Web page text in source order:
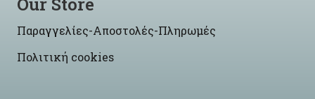
Παραγγελίες-Αποστολές-Πληρωμές
Πολιτική cookies